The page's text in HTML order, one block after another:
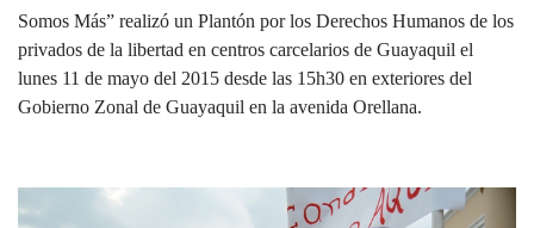
Somos Más” realizó un Plantón por los Derechos Humanos de los
privados de la libertad en centros carcelarios de Guayaquil el
lunes 11 de mayo del 2015 desde las 15h30 en exteriores del
Gobierno Zonal de Guayaquil en la avenida Orellana.